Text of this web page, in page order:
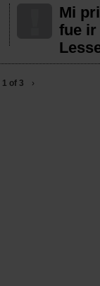
Mi
fue ir
1 of 3
pàgina
›